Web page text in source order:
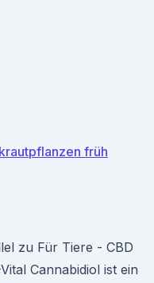
früh
zu Für Tiere - CBD
Cannabidiol ist ein